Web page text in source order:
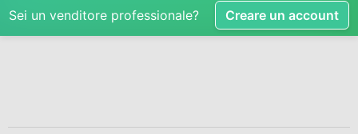
Sei un venditore professionale? Creare un account